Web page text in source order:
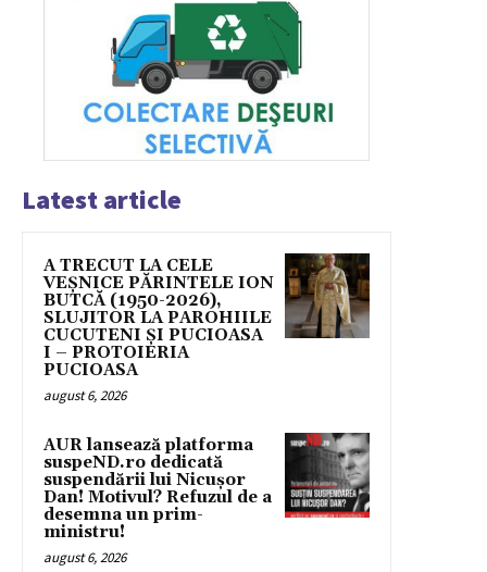
Latest article
A TRECUT LA CELE
VEȘNICE PĂRINTELE ION
BUTCĂ (1950-2026),
SLUJITOR LA PAROHIILE
CUCUTENI ȘI PUCIOASA
I – PROTOIERIA
PUCIOASA
august 6, 2026
AUR lansează platforma
suspeND.ro dedicată
suspendării lui Nicușor
Dan! Motivul? Refuzul de a
desemna un prim-
ministru!
august 6, 2026